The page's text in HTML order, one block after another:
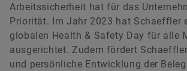
Arbeitssicherheit hat für das
Priorität. Im Jahr 2023 hat Schaeffler
globalen Health & Safety Day für alle
ausgerichtet. Zudem fördert
und persönliche Entwicklung der